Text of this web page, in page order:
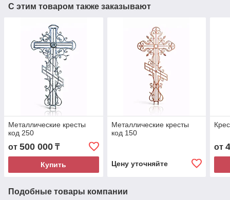
С этим товаром также заказывают
Металлические кресты
код 250
от 500 000 ₸
Купить
Металлические кресты
код 150
Цену уточняйте
от
Подобные товары компании